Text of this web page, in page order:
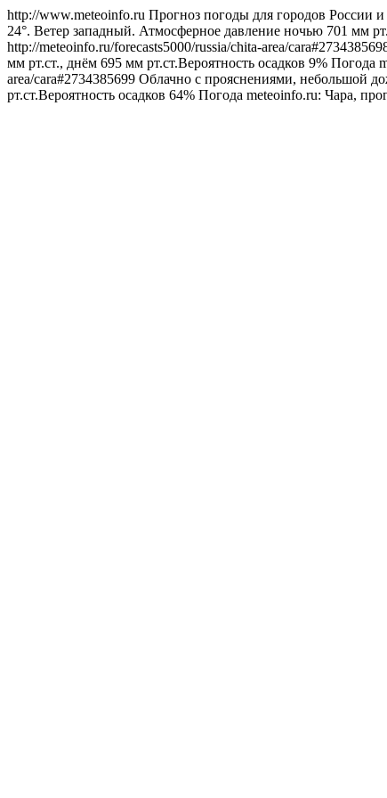
http://www.meteoinfo.ru Прогноз погоды для городов России
24°. Ветер западный. Атмосферное давление ночью 701 мм
http://meteoinfo.ru/forecasts5000/russia/chita-area/
мм рт.ст., днём 695 мм рт.ст.Вероятность осадков 9% Погода
area/cara#2734385699 Облачно с прояснениями, небольшой
рт.ст.Вероятность осадков 64% Погода meteoinfo.ru: Чара,